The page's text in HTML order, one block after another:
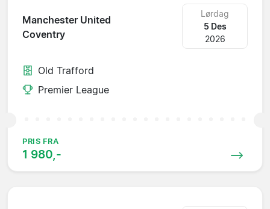
Manchester United
Coventry
Lørdag
5 Des
2026
Old Trafford
Premier League
PRIS FRA
1 980,-